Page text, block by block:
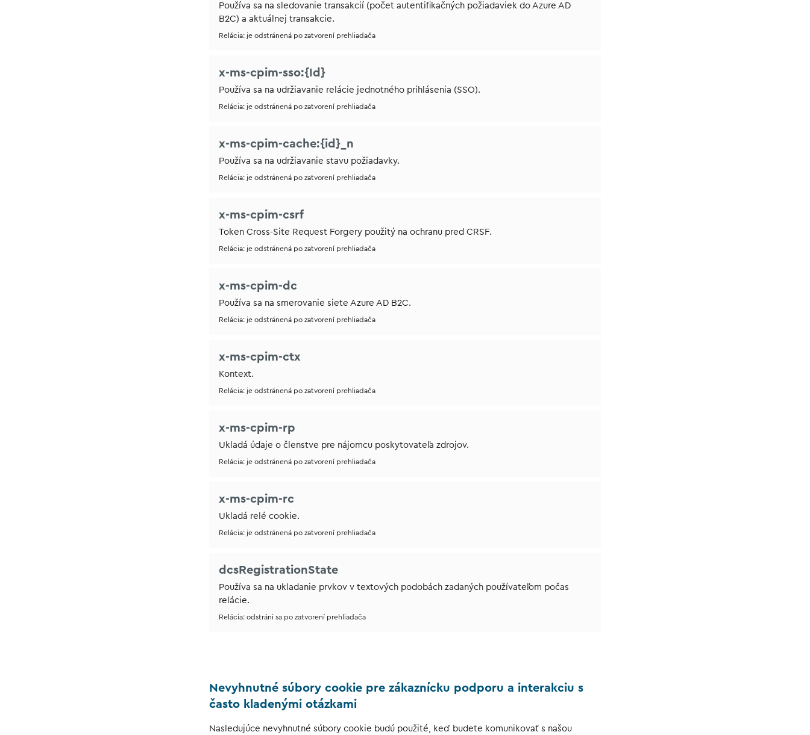
Používa sa na sledovanie transakcií (počet autentifikačných požiadaviek do Azure AD
B2C) a aktuálnej transakcie.
Relácia: je odstránená po zatvorení prehliadača
x-ms-cpim-sso:{Id}
Používa sa na udržiavanie relácie jednotného prihlásenia (SSO).
Relácia: je odstránená po zatvorení prehliadača
x-ms-cpim-cache:{id}_n
Používa sa na udržiavanie stavu požiadavky.
Relácia: je odstránená po zatvorení prehliadača
x-ms-cpim-csrf
Token Cross-Site Request Forgery použitý na ochranu pred CRSF.
Relácia: je odstránená po zatvorení prehliadača
x-ms-cpim-dc
Používa sa na smerovanie siete Azure AD B2C.
Relácia: je odstránená po zatvorení prehliadača
x-ms-cpim-ctx
Kontext.
Relácia: je odstránená po zatvorení prehliadača
x-ms-cpim-rp
Ukladá údaje o členstve pre nájomcu poskytovateľa zdrojov.
Relácia: je odstránená po zatvorení prehliadača
x-ms-cpim-rc
Ukladá relé cookie.
Relácia: je odstránená po zatvorení prehliadača
dcsRegistrationState
Používa sa na ukladanie prvkov v textových podobách zadaných používateľom počas
relácie.
Relácia: odstráni sa po zatvorení prehliadača
Nevyhnutné súbory cookie pre zákaznícku podporu a interakciu s
často kladenými otázkami
Nasledujúce nevyhnutné súbory cookie budú použité, keď budete komunikovať s našou